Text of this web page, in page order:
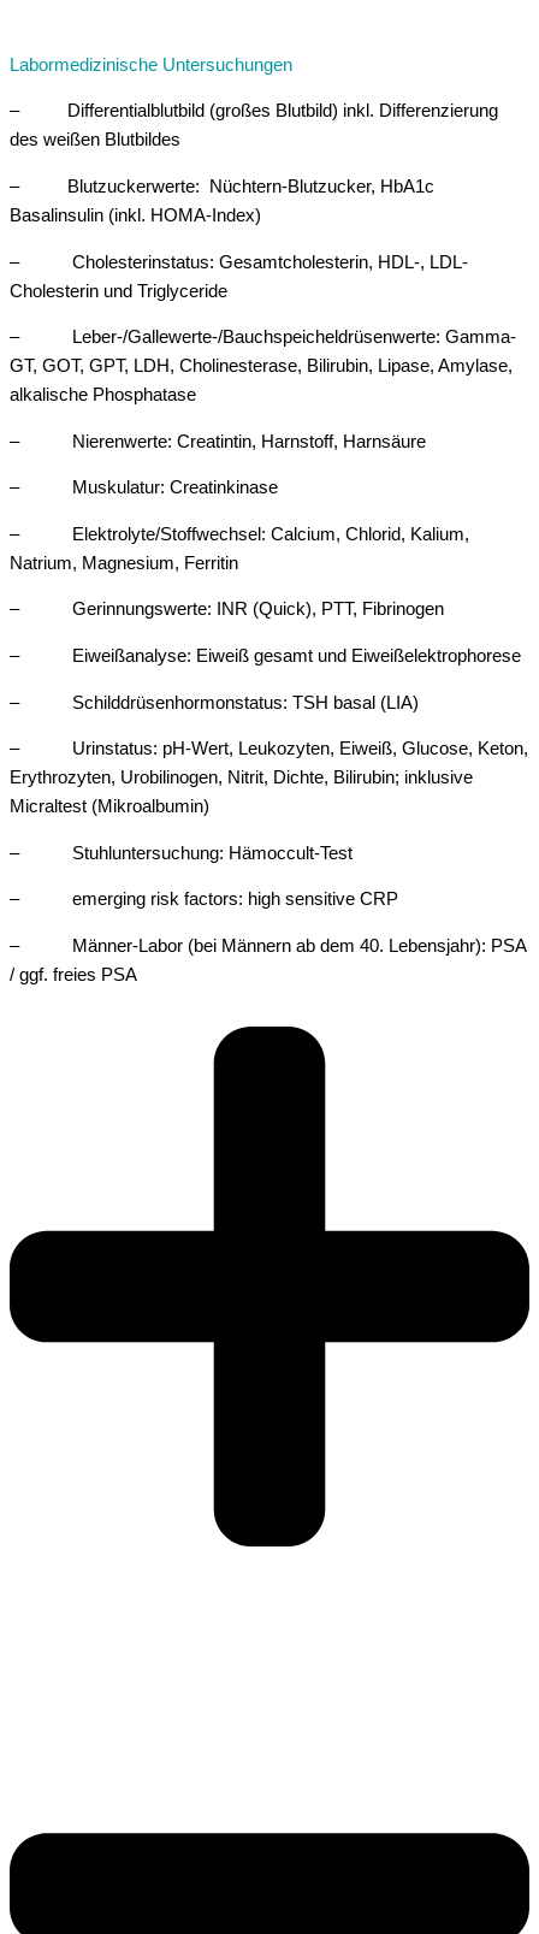
Labormedizinische Untersuchungen
– Differentialblutbild (großes Blutbild) inkl. Differenzierung
des weißen Blutbildes
– Blutzuckerwerte: Nüchtern-Blutzucker, HbA1c
Basalinsulin (inkl. HOMA-Index)
– Cholesterinstatus: Gesamtcholesterin, HDL-, LDL-
Cholesterin und Triglyceride
– Leber-/Gallewerte-/Bauchspeicheldrüsenwerte: Gamma-
GT, GOT, GPT, LDH, Cholinesterase, Bilirubin, Lipase, Amylase,
alkalische Phosphatase
– Nierenwerte: Creatintin, Harnstoff, Harnsäure
– Muskulatur: Creatinkinase
– Elektrolyte/Stoffwechsel: Calcium, Chlorid, Kalium,
Natrium, Magnesium, Ferritin
– Gerinnungswerte: INR (Quick), PTT, Fibrinogen
– Eiweißanalyse: Eiweiß gesamt und Eiweißelektrophorese
– Schilddrüsenhormonstatus: TSH basal (LIA)
– Urinstatus: pH-Wert, Leukozyten, Eiweiß, Glucose, Keton,
Erythrozyten, Urobilinogen, Nitrit, Dichte, Bilirubin; inklusive
Micraltest (Mikroalbumin)
– Stuhluntersuchung: Hämoccult-Test
– emerging risk factors: high sensitive CRP
– Männer-Labor (bei Männern ab dem 40. Lebensjahr): PSA
/ ggf. freies PSA